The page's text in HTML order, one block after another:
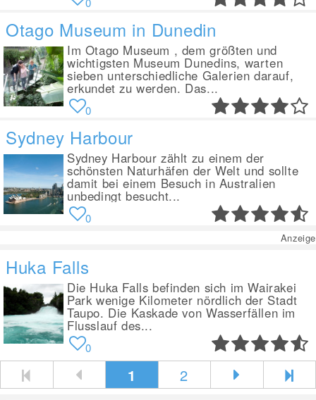
Otago Museum in Dunedin
Im Otago Museum , dem größten und
wichtigsten Museum Dunedins, warten
sieben unterschiedliche Galerien darauf,
erkundet zu werden. Das...
0
Sydney Harbour
Sydney Harbour zählt zu einem der
schönsten Naturhäfen der Welt und sollte
damit bei einem Besuch in Australien
unbedingt besucht...
0
Anzeige
Huka Falls
Die Huka Falls befinden sich im Wairakei
Park wenige Kilometer nördlich der Stadt
Taupo. Die Kaskade von Wasserfällen im
Flusslauf des...
0
1 2